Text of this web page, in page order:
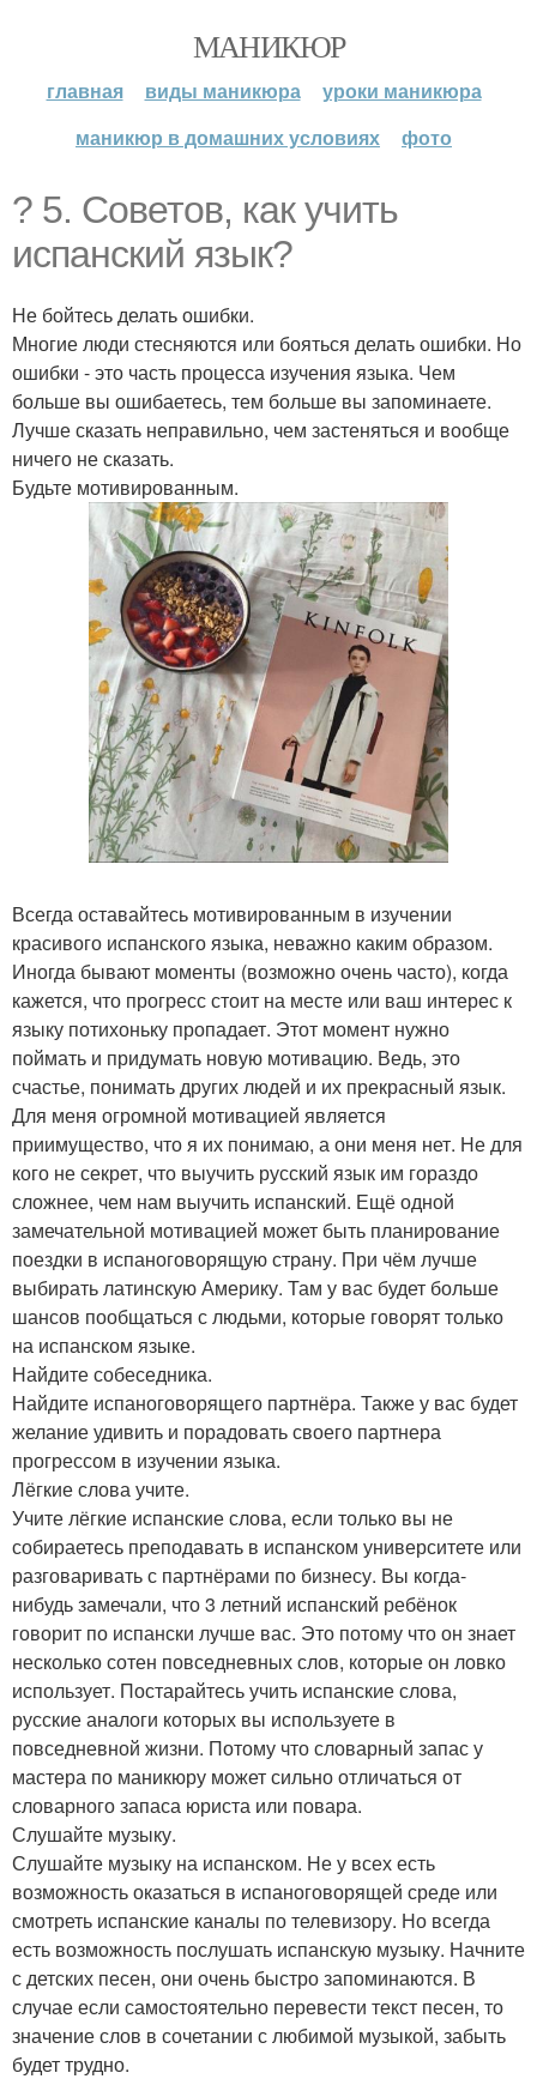
МАНИКЮР
главная виды маникюра
уроки маникюра
маникюр в домашних условиях
фото
? 5. Советов, как учить
испанский язык?
Не бойтесь делать ошибки.
Многие люди стесняются или бояться делать ошибки. Но
ошибки - это часть процесса изучения языка. Чем
больше вы ошибаетесь, тем больше вы запоминаете.
Лучше сказать неправильно, чем застеняться и вообще
ничего не сказать.
Будьте мотивированным.
Всегда оставайтесь мотивированным в изучении
красивого испанского языка, неважно каким образом.
Иногда бывают моменты (возможно очень часто), когда
кажется, что прогресс стоит на месте или ваш интерес к
языку потихоньку пропадает. Этот момент нужно
поймать и придумать новую мотивацию. Ведь, это
счастье, понимать других людей и их прекрасный язык.
Для меня огромной мотивацией является
приимущество, что я их понимаю, а они меня нет. Не для
кого не секрет, что выучить русский язык им гораздо
сложнее, чем нам выучить испанский. Ещё одной
замечательной мотивацией может быть планирование
поездки в испаноговорящую страну. При чём лучше
выбирать латинскую Америку. Там у вас будет больше
шансов пообщаться с людьми, которые говорят только
на испанском языке.
Найдите собеседника.
Найдите испаноговорящего партнёра. Также у вас будет
желание удивить и порадовать своего партнера
прогрессом в изучении языка.
Лёгкие слова учите.
Учите лёгкие испанские слова, если только вы не
собираетесь преподавать в испанском университете или
разговаривать с партнёрами по бизнесу. Вы когда-
нибудь замечали, что 3 летний испанский ребёнок
говорит по испански лучше вас. Это потому что он знает
несколько сотен повседневных слов, которые он ловко
использует. Постарайтесь учить испанские слова,
русские аналоги которых вы используете в
повседневной жизни. Потому что словарный запас у
мастера по маникюру может сильно отличаться от
словарного запаса юриста или повара.
Слушайте музыку.
Слушайте музыку на испанском. Не у всех есть
возможность оказаться в испаноговорящей среде или
смотреть испанские каналы по телевизору. Но всегда
есть возможность послушать испанскую музыку. Начните
с детских песен, они очень быстро запоминаются. В
случае если самостоятельно перевести текст песен, то
значение слов в сочетании с любимой музыкой, забыть
будет трудно.